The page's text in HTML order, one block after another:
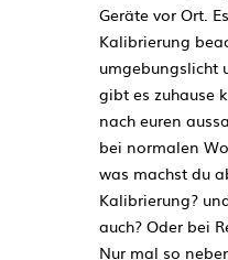
Geräte vor Ort.
Kalibrierung
umgebungslicht
gibt es zuhause
nach euren
bei normalen
was machst du
Kalibrierung?
auch? Oder bei
Nur mal so